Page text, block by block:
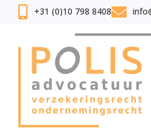
+31 (0)10 798 8408